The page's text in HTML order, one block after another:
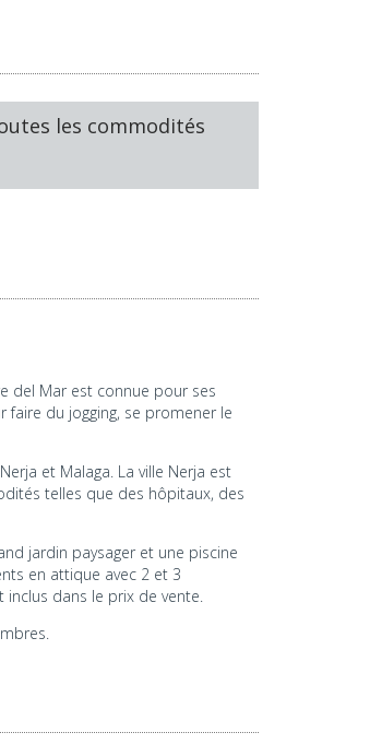
les commodités
del Mar est connue pour ses
du jogging, se promener le
et Malaga. La ville Nerja est
telles que des hôpitaux, des
jardin paysager et une piscine
en attique avec 2 et 3
dans le prix de vente.